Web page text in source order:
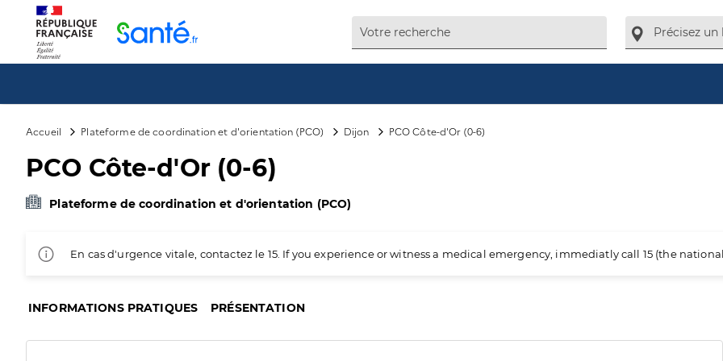
Accueil Plateforme de coordination et d'orientation (PCO) Dijon PCO Côte-d'Or (0-6)
PCO Côte-d'Or (0-6)
Plateforme de coordination et d'orientation (PCO)
En cas d'urgence vitale, contactez le 15. If you experience or witness a medical emergency, immediatly call 15 (the
INFORMATIONS PRATIQUES PRÉSENTATION
Panneau de gestion des cookies